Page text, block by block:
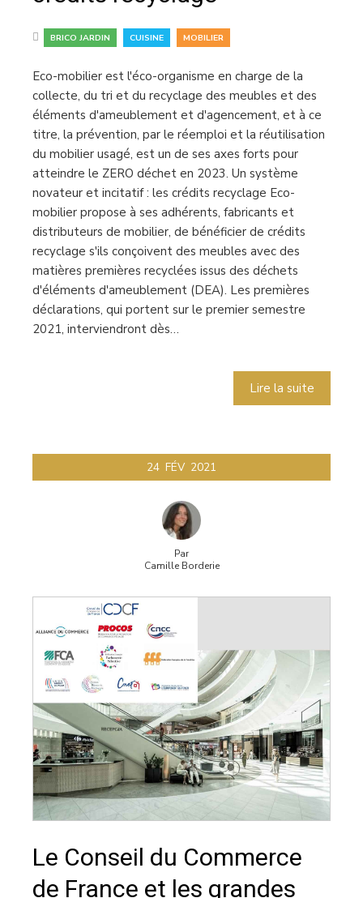
BRICO JARDIN CUISINE MOBILIER
Eco-mobilier est l'éco-organisme en charge de la
collecte, du tri et du recyclage des meubles et des
éléments d'ameublement et d'agencement, et à ce
titre, la prévention, par le réemploi et la réutilisation
du mobilier usagé, est un de ses axes forts pour
atteindre le ZERO déchet en 2023. Un système
novateur et incitatif : les crédits recyclage Eco-
mobilier propose à ses adhérents, fabricants et
distributeurs de mobilier, de bénéficier de crédits
recyclage s'ils conçoivent des meubles avec des
matières premières recyclées issus des déchets
d'éléments d'ameublement (DEA). Les premières
déclarations, qui portent sur le premier semestre
2021, interviendront dès…
Lire la suite
24 FÉV 2021
Par
Camille Borderie
Le Conseil du Commerce
de France et les grandes